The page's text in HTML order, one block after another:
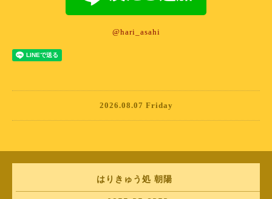
@hari_asahi
2026.08.07 Friday
はりきゅう処 朝陽